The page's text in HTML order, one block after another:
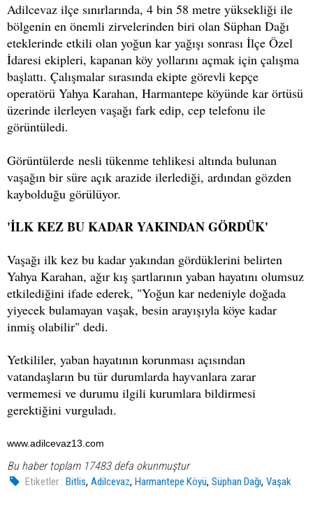
Adilcevaz ilçe sınırlarında, 4 bin 58 metre yüksekliği ile
bölgenin en önemli zirvelerinden biri olan Süphan Dağı
eteklerinde etkili olan yoğun kar yağışı sonrası İlçe Özel
İdaresi ekipleri, kapanan köy yollarını açmak için çalışma
başlattı. Çalışmalar sırasında ekipte görevli kepçe
operatörü Yahya Karahan, Harmantepe köyünde kar örtüsü
üzerinde ilerleyen vaşağı fark edip, cep telefonu ile
görüntüledi.
Görüntülerde nesli tükenme tehlikesi altında bulunan
vaşağın bir süre açık arazide ilerlediği, ardından gözden
kaybolduğu görülüyor.
'İLK KEZ BU KADAR YAKINDAN GÖRDÜK'
Vaşağı ilk kez bu kadar yakından gördüklerini belirten
Yahya Karahan, ağır kış şartlarının yaban hayatını olumsuz
etkilediğini ifade ederek, "Yoğun kar nedeniyle doğada
yiyecek bulamayan vaşak, besin arayışıyla köye kadar
inmiş olabilir" dedi.
Yetkililer, yaban hayatının korunması açısından
vatandaşların bu tür durumlarda hayvanlara zarar
vermemesi ve durumu ilgili kurumlara bildirmesi
gerektiğini vurguladı.
www.adilcevaz13.com
Bu haber toplam 17483 defa okunmuştur
Etiketler : Bitlis,Adilcevaz,Harmantepe Köyü,Süphan Dağı,Vaşak